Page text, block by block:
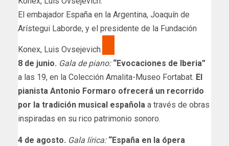
El embajador España en la Argentina, Joaquín de
Arístegui Laborde, y el presidente de la Fundación
Konex, Luis Ovsejevich.
8 de junio. Gala de piano:“Evocaciones de Iberia”
a las 19, en la Colección Amalita-Museo Fortabat. El
pianista Antonio Formaro ofrecerá un recorrido
por la tradición musical española a través de obras
inspiradas en su rico patrimonio sonoro.
4 de agosto. Gala lírica: “España en la ópera